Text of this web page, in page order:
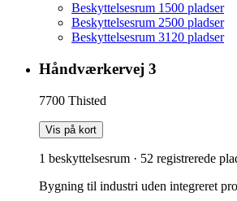
Beskyttelsesrum 1 500 pladser
Beskyttelsesrum 2500 pladser
Beskyttelsesrum 3120 pladser
Håndværkervej 3
7700 Thisted
Vis på kort
1 beskyttelsesrum · 52 registrerede
Bygning til industri uden integreret